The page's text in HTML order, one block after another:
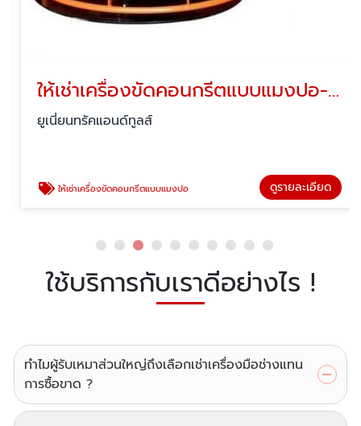
ให้เช่าเครื่องขัดคอนกรีตแบบแมงปอ-ปทุมธานี
ยูเนี่ยนทรัคแอนด์ทูลส์
ให้เช่าเครื่องขัดคอนกรีตแบบแมงปอ ดูรายละเอียด
ใช้บริการกับเราดีอย่างไร !
ทำไมผู้รับเหมาส่วนใหญ่ถึงเลือกเช่าเครื่องมือช่างแทน
การซื้อขาด ?